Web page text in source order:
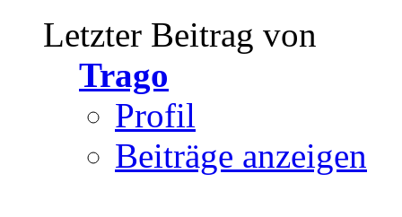
Letzter Beitrag von
Trago
Profil
Beiträge anzeigen